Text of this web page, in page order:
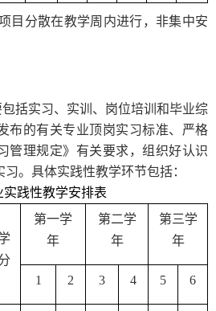
目分散在教学周内进行，非集中安
括实习、实训、岗位培训和毕业综
布的有关专业顶岗实习标准、严格
管理规定》有关要求，组织好认识
。具体实践性教学环节包括：
实践性教学安排表
第一学
年
第二学
年
第三学
年
1 2 3 4 5 6